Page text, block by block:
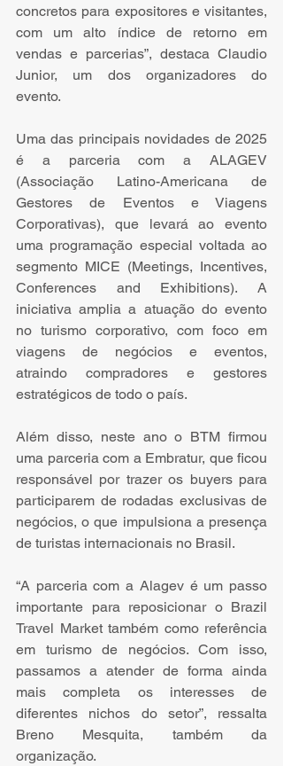
concretos para expositores e visitantes,
com um alto índice de retorno em
vendas e parcerias”, destaca Claudio
Junior, um dos organizadores do
evento.
Uma das principais novidades de 2025
é a parceria com a ALAGEV
(Associação Latino-Americana de
Gestores de Eventos e Viagens
Corporativas), que levará ao evento
uma programação especial voltada ao
segmento MICE (Meetings, Incentives,
Conferences and Exhibitions). A
iniciativa amplia a atuação do evento
no turismo corporativo, com foco em
viagens de negócios e eventos,
atraindo compradores e gestores
estratégicos de todo o país.
Além disso, neste ano o BTM firmou
uma parceria com a Embratur, que ficou
responsável por trazer os buyers para
participarem de rodadas exclusivas de
negócios, o que impulsiona a presença
de turistas internacionais no Brasil.
“A parceria com a Alagev é um passo
importante para reposicionar o Brazil
Travel Market também como referência
em turismo de negócios. Com isso,
passamos a atender de forma ainda
mais completa os interesses de
diferentes nichos do setor”, ressalta
Breno Mesquita, também da
organização.